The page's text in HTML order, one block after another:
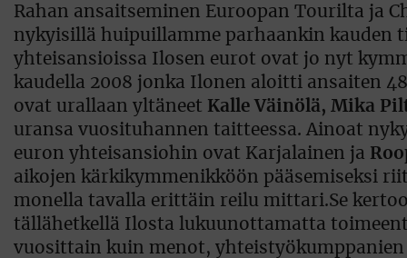
Rahan ansaitseminen Euroopan Tourilta ja
nykyisillä huipuillamme parhaankin kauden
yhteisansioissa Ilosen eurot ovat jo nyt
kaudella 2008 jonka Ilonen aloitti ansaiten
ovat urallaan yltäneet Kalle Väinölä, Mika
uransa vuosituhannen taitteessa. Ainoat
euron yhteisansiohin ovat Karjalainen ja
aikojen kärkikymmenikköön pääsemiseksi
monella tavalla erittäin reilu mittari.Se
tällähetkellä Ilosta lukuunottamatta
vuosittain kuin menot,